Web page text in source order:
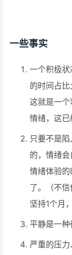
一些事实
一个积极状
的时间占比
这就是一
情绪，这已
只要不是
的，情绪
情绪体验
了。（不信
坚持1个月
平静是一
严重的压